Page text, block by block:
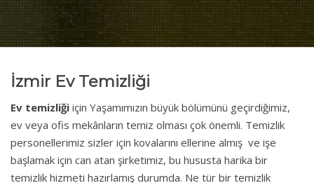
İzmir Ev Temizliği
Ev temizliği için Yaşamımızın büyük bölümünü geçirdiğimiz,
ev veya ofis mekânların temiz olması çok önemli. Temizlik
personellerimiz sizler için kovalarını ellerine almış ve işe
başlamak için can atan şirketimiz, bu hususta harika bir
temizlik hizmeti hazırlamış durumda. Ne tür bir temizlik